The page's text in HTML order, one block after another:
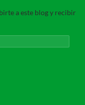
a este blog y recibir